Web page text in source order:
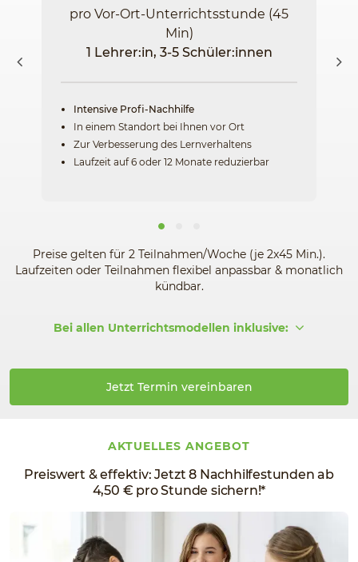
pro Vor-Ort-Unterrichtsstunde (45
Min)
1 Lehrer:in, 3-5 Schüler:innen
Intensive Profi-Nachhilfe
In einem Standort bei Ihnen vor Ort
Zur Verbesserung des Lernverhaltens
Laufzeit auf 6 oder 12 Monate reduzierbar
Preise gelten für 2 Teilnahmen/Woche (je 2x45 Min.).
Laufzeiten oder Teilnahmen flexibel anpassbar & monatlich
kündbar.
Bei allen Unterrichtsmodellen inklusive:
Jetzt Termin vereinbaren
AKTUELLES ANGEBOT
Preiswert & effektiv: Jetzt 8 Nachhilfestunden ab
4,50 € pro Stunde sichern!*